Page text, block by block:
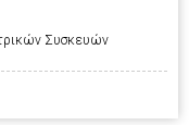
Συσκευών